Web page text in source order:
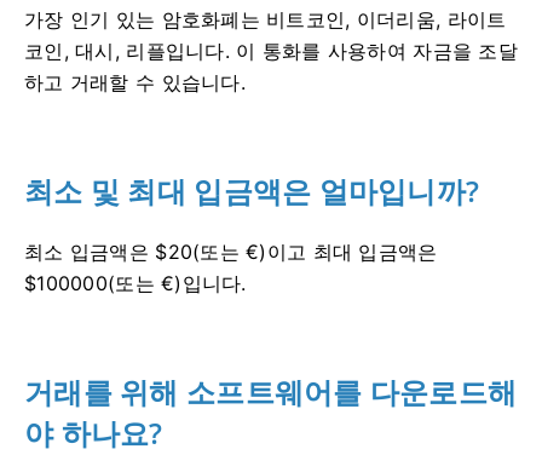
가장 인기 있는 암호화폐는 비트코인, 이더리움, 라이트
코인, 대시, 리플입니다. 이 통화를 사용하여 자금을 조달
하고 거래할 수 있습니다.
최소 및 최대 입금액은 얼마입니까?
최소 입금액은 $20(또는 €)이고 최대 입금액은
$100000(또는 €)입니다.
거래를 위해 소프트웨어를 다운로드해
야 하나요?